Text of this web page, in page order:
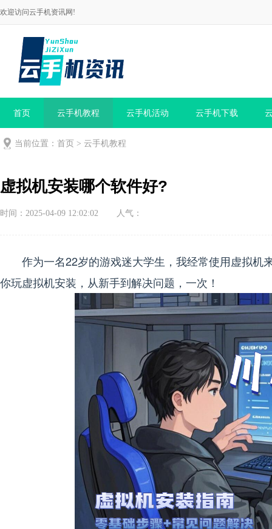
欢迎访问云手机资讯网!
首页 云手机教程 云手机活动 云手机下载
当前位置： 首页 > 云手机教程
虚拟机安装哪个软件好?
时间：2025-04-09 12:02:02 人气：
作为一名22岁的游戏迷大学生，我经常使用虚拟
你玩虚拟机安装，从新手到解决问题，一次！